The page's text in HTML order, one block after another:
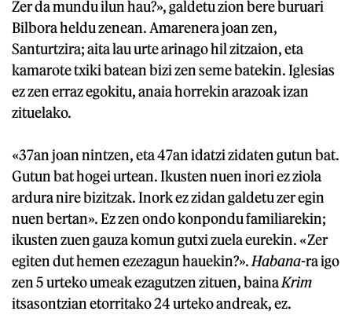
Zer da mundu ilun hau?», galdetu zion bere buruari
Bilbora heldu zenean. Amarenera joan zen,
Santurtzira; aita lau urte arinago hil zitzaion, eta
kamarote txiki batean bizi zen seme batekin. Iglesias
ez zen erraz egokitu, anaia horrekin arazoak izan
zituelako.
«37an joan nintzen, eta 47an idatzi zidaten gutun bat.
Gutun bat hogei urtean. Ikusten nuen inori ez ziola
ardura nire bizitzak. Inork ez zidan galdetu zer egin
nuen bertan». Ez zen ondo konpondu familiarekin;
ikusten zuen gauza komun gutxi zuela eurekin. «Zer
egiten dut hemen ezezagun hauekin?». Habana-ra igo
zen 5 urteko umeak ezagutzen zituen, bainaKrim
itsasontzian etorritako 24 urteko andreak, ez.